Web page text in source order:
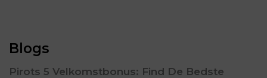
Blogs
Pirots 5 Velkomstbonus: Find De Bedste